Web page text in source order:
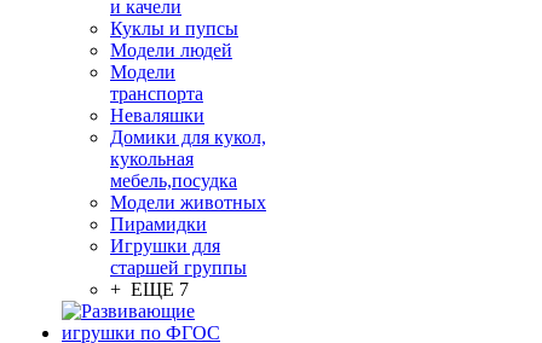
и качели
Куклы и пупсы
Модели людей
Модели
транспорта
Неваляшки
Домики для кукол,
кукольная
мебель,посудка
Модели животных
Пирамидки
Игрушки для
старшей группы
+ ЕЩЕ 7